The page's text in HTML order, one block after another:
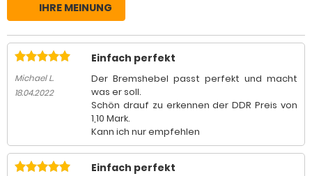
IHRE MEINUNG
Michael L.
18.04.2022
Einfach perfekt
Der Bremshebel passt perfekt und macht
was er soll.
Schön drauf zu erkennen der DDR Preis von
1,10 Mark.
Kann ich nur empfehlen
Einfach perfekt